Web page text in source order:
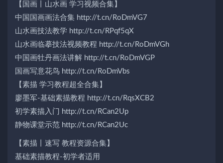
【国画丨山水画 学习视频合集】
中国国画画法合集 http://t.cn/RoDmVG7
山水画技法教学 http://t.cn/RPqf5qX
山水画临摹技法视频教程 http://t.cn/RoDmVGh
中国画牡丹画法讲解 http://t.cn/RoDmVGP
国画写意花鸟 http://t.cn/RoDmVbs
【素描 学习教程超全合集】
廖墨军-基础素描教程 http://t.cn/RqsXCB2
初学素描入门 http://t.cn/RCan2Up
静物课堂示范 http://t.cn/RCan2Uc
【素描丨速写 教程资源合集】
基础素描教程-初学者适用